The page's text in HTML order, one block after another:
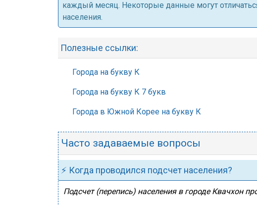
каждый месяц. Некоторые данные могут
населения.
Полезные ссылки:
Города на букву К
Города на букву К 7 букв
Города в Южной Корее на букву К
Часто задаваемые вопросы
⚡ Когда проводился подсчет населения?
Подсчет (перепись) населения в городе Квачхон